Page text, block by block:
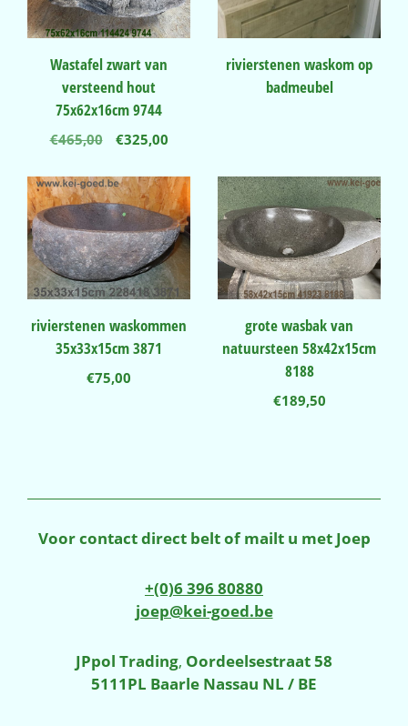
Wastafel zwart van
versteend hout
75x62x16cm 9744
€465,00
Oorspronkelijke
was:
€465,00.
€325,00Huidige
is:
€325,00.
rivierstenen waskom op
badmeubel
rivierstenen waskommen
35x33x15cm 3871
€75,00
grote wasbak van
natuursteen 58x42x15cm
8188
€189,50
Voor contact direct belt of mailt u met Joep
+(0)6 396 80880
joep@kei-goed.be
JPpol Trading, Oordeelsestraat 58
5111PL Baarle Nassau NL / BE